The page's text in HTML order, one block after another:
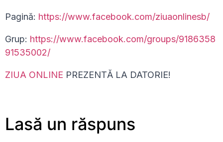
Pagină: https://www.facebook.com/ziuaonlinesb/
Grup: https://www.facebook.com/groups/9186358
91535002/
ZIUA ONLINE PREZENTĂ LA DATORIE!
Lasă un răspuns